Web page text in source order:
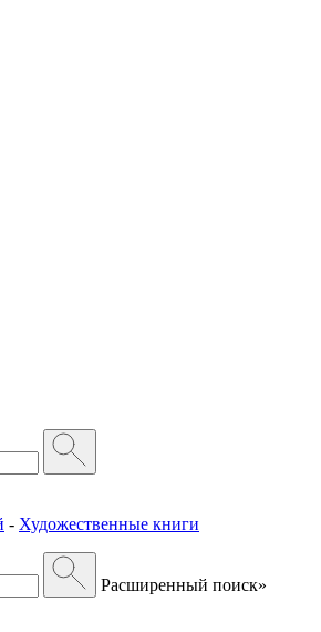
- Художественные книги
Расширенный поиск»